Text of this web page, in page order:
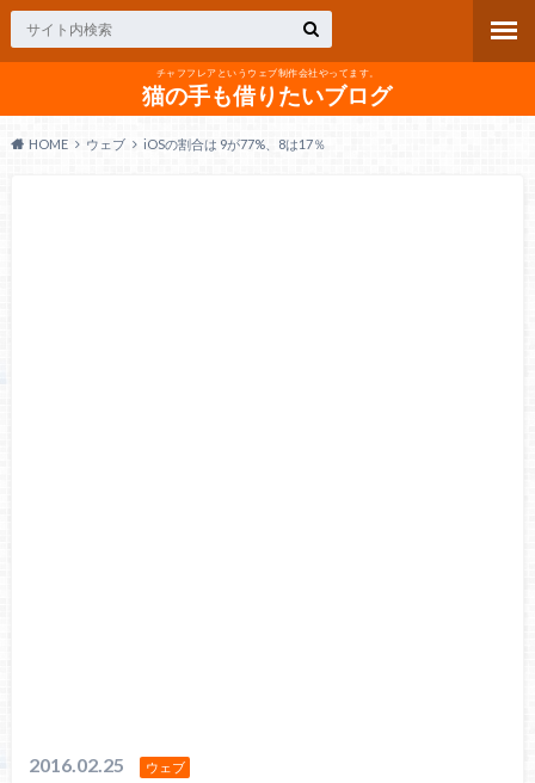
チャフフレアというウェブ制作会社やってます。
猫の手も借りたいブログ
HOME ウェブ iOSの割合は 9が77%、8は17％
2016.02.25 ウェブ